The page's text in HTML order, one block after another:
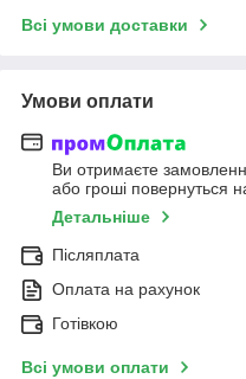
Всі умови доставки
Умови оплати
Ви отримаєте
або гроші повернуться
Детальніше
Післяплата
Оплата на рахунок
Готівкою
Всі умови оплати